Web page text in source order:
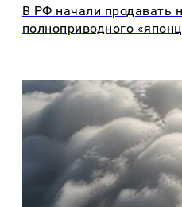
В РФ начали продавать
полноприводного